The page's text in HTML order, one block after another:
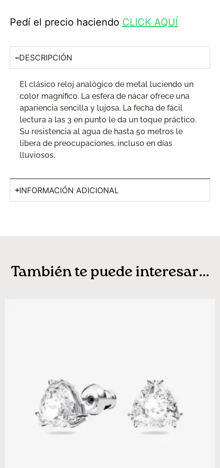
Pedí el precio haciendo CLICK AQUÍ
DESCRIPCIÓN
El clásico reloj analógico de metal luciendo un
color magnífico. La esfera de nácar ofrece una
apariencia sencilla y lujosa. La fecha de fácil
lectura a las 3 en punto le da un toque práctico.
Su resistencia al agua de hasta 50 metros le
libera de preocupaciones, incluso en días
lluviosos.
INFORMACIÓN ADICIONAL
También te puede interesar...